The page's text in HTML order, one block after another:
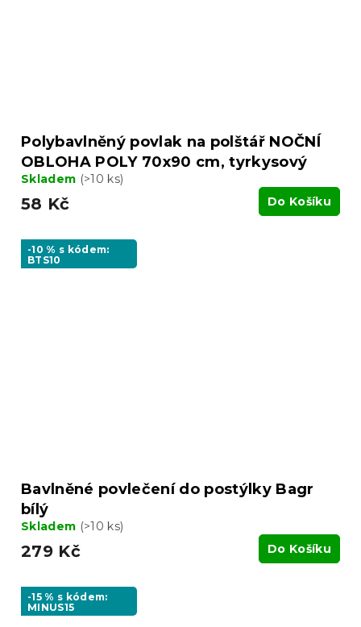
Polybavlněný povlak na polštář NOČNÍ
OBLOHA POLY 70x90 cm, tyrkysový
Skladem (>10 ks)
58 Kč Do Košíku
-10 % s kódem:
BTS10
Bavlněné povlečení do postýlky Bagr
bílý
Skladem (>10 ks)
279 Kč Do Košíku
-15 % s kódem:
MINUS15